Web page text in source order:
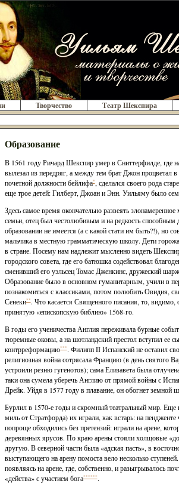
Творчество Театр Шекспира
Образование
В 1561 году Ричард Шекспир умер в Сниттерфилде, где
вылезал из передряг, а между тем брат Джон
почетной должности бейлифа*, сделался своего рода
еще трое детей: Гилберт, Джоан и Энн. Уильяму было
Здесь самое время окончательно развеять
семьи, отец был честолюбивым и на редкость
образовании не имеется (а с какой стати им быть?!), но
мальчика в местную грамматическую школу. Дети
в стране. Посему нам надлежит мысленно видеть
городского совета, где его батюшка содействовал
сменивший его уэльсец Томас Дженкинс, дружеский
Образование было в основном гуманитарным, учили в
познакомиться с классиками, потом полюбить Овидия,
Сенеки**. Что касается Священного писания, то,
принятую «епископскую библию» 1568-го.
В годы его ученичества Англия переживала бурные
тюремные оковы, а на шотландский престол вступил
контрреформацию***. Филипп II Испанский не оставил
религиозная война сотрясала Францию (в день святого
устроили резню гугенотов); сама Елизавета была
таки она сумела уберечь Англию от прямой войны с
Дрейк. Уйдя в 1577 году в плавание, он обогнет земной
Бурлил в 1570-е годы и скромный театральный мир. Еще
миль от Стратфорда) их играли, как встарь: на
попроще обходились без претензий: играли на арене,
деревянных ярусов. По краю арены стояли холщовые
другую. В северной части была «адская пасть», в
выступающего на арену помоста вело несколько
появляясь на арене, где, собственно, и разыгрывалось
«действа» с участием бога******.